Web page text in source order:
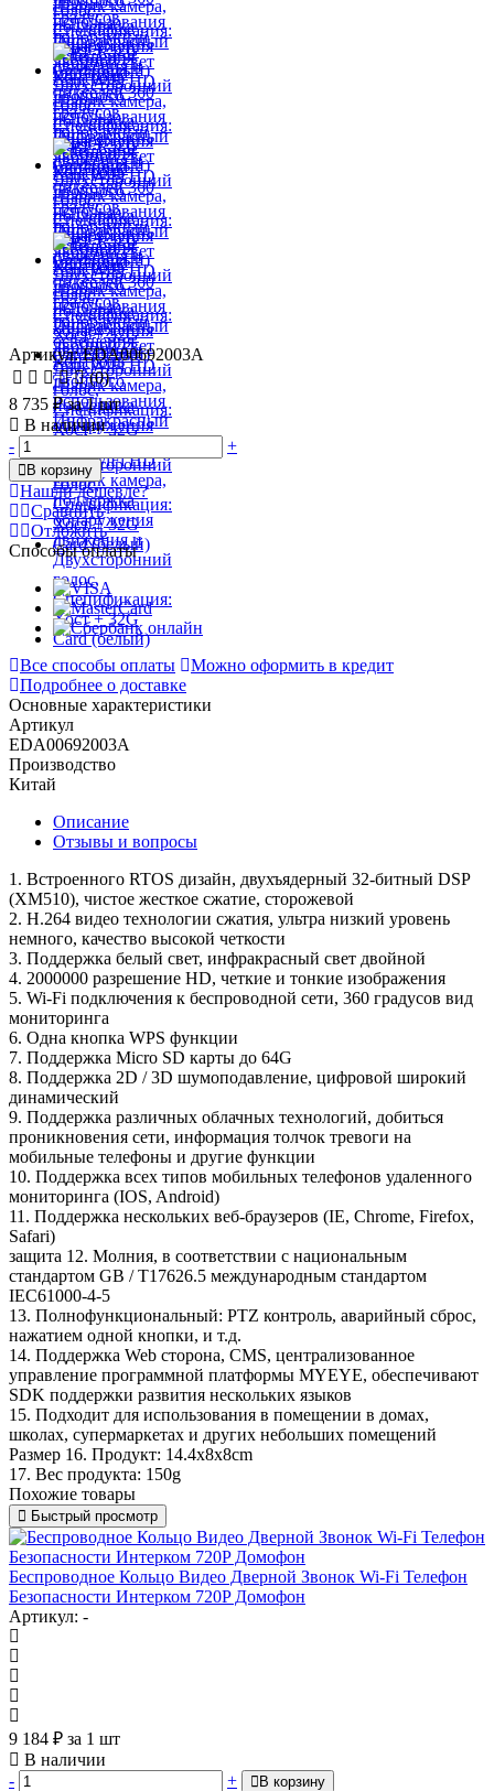
Артикул: EDA00692003A
(0)
8 735 ₽за 1 шт
В наличии
-
+
В корзину
Нашли дешевле?
Сравнить
Отложить
Способы оплаты
Все способы оплаты
Можно оформить в кредит
Подробнее о доставке
Основные характеристики
Артикул
EDA00692003A
Производство
Китай
Описание
Отзывы и вопросы
1. Встроенного RTOS дизайн, двухъядерный 32-битный DSP
(XM510), чистое жесткое сжатие, сторожевой
2. H.264 видео технологии сжатия, ультра низкий уровень
немного, качество высокой четкости
3. Поддержка белый свет, инфракрасный свет двойной
4. 2000000 разрешение HD, четкие и тонкие изображения
5. Wi-Fi подключения к беспроводной сети, 360 градусов вид
мониторинга
6. Одна кнопка WPS функции
7. Поддержка Micro SD карты до 64G
8. Поддержка 2D / 3D шумоподавление, цифровой широкий
динамический
9. Поддержка различных облачных технологий, добиться
проникновения сети, информация толчок тревоги на
мобильные телефоны и другие функции
10. Поддержка всех типов мобильных телефонов удаленного
мониторинга (IOS, Android)
11. Поддержка нескольких веб-браузеров (IE, Chrome, Firefox,
Safari)
защита 12. Молния, в соответствии с национальным
стандартом GB / T17626.5 международным стандартом
IEC61000-4-5
13. Полнофункциональный: PTZ контроль, аварийный сброс,
нажатием одной кнопки, и т.д.
14. Поддержка Web сторона, CMS, централизованное
управление программной платформы MYEYE, обеспечивают
SDK поддержки развития нескольких языков
15. Подходит для использования в помещении в домах,
школах, супермаркетах и ​​других небольших помещений
Размер 16. Продукт: 14.4x8x8cm
17. Вес продукта: 150g
Похожие товары
Быстрый просмотр
Беспроводное Кольцо Видео Дверной Звонок Wi-Fi Телефон
Безопасности Интерком 720P Домофон
Артикул: -
9 184 ₽ за 1 шт
В наличии
-
+ В корзину